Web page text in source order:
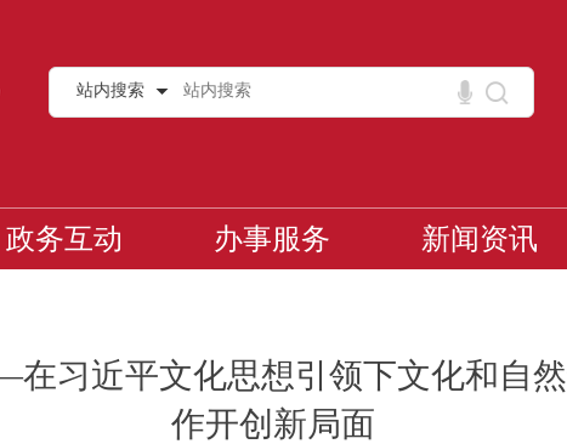
站内搜索
政务互动 办事服务 新闻资讯
习近平文化思想引领下文化和自
作开创新局面